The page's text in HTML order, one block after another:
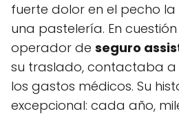
fuerte dolor en el pecho
una pastelería. En
operador de seguro
su traslado, contactaba a
los gastos médicos. Su
excepcional: cada año,